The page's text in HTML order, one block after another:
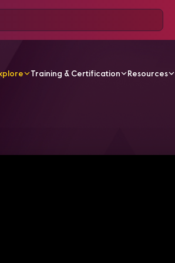
Training & Certification Resources